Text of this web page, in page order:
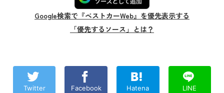
Google検索で『ベストカーWeb』を優先表示する
「優先するソース」とは？
Twitter Facebook Hatena LINE